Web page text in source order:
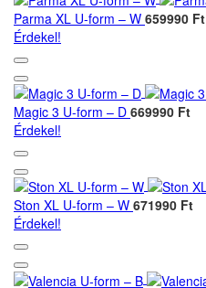
Parma XL U-form – W 659990 Ft
Érdekel!
Magic 3 U-form – D 669990 Ft
Érdekel!
Ston XL U-form – W 671990 Ft
Érdekel!